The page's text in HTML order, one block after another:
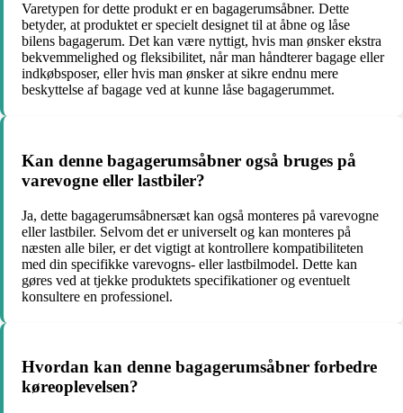
Varetypen for dette produkt er en bagagerumsåbner. Dette
betyder, at produktet er specielt designet til at åbne og låse
bilens bagagerum. Det kan være nyttigt, hvis man ønsker ekstra
bekvemmelighed og fleksibilitet, når man håndterer bagage eller
indkøbsposer, eller hvis man ønsker at sikre endnu mere
beskyttelse af bagage ved at kunne låse bagagerummet.
Kan denne bagagerumsåbner også bruges på
varevogne eller lastbiler?
Ja, dette bagagerumsåbnersæt kan også monteres på varevogne
eller lastbiler. Selvom det er universelt og kan monteres på
næsten alle biler, er det vigtigt at kontrollere kompatibiliteten
med din specifikke varevogns- eller lastbilmodel. Dette kan
gøres ved at tjekke produktets specifikationer og eventuelt
konsultere en professionel.
Hvordan kan denne bagagerumsåbner forbedre
køreoplevelsen?